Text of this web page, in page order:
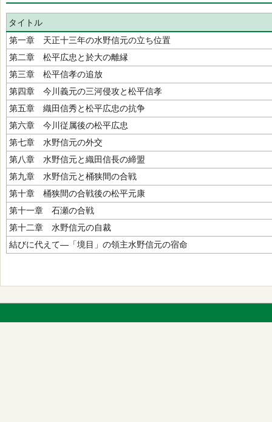
タイトル
第一章 天正十三年の水野信元の立ち位置
第二章 松平広忠と於大の離縁
第三章 松平信孝の追放
第四章 今川義元の三河侵攻と松平信孝
第五章 織田信秀と松平広忠の抗争
第六章 今川従属後の松平広忠
第七章 水野信元の外交
第八章 水野信元と織田信長の締盟
第九章 水野信元と桶狭間の合戦
第十章 桶狭間の合戦後の松平元康
第十一章 石瀬の合戦
第十二章 水野信元の自裁
結びに代えて―「境目」の領主水野信元の宿命